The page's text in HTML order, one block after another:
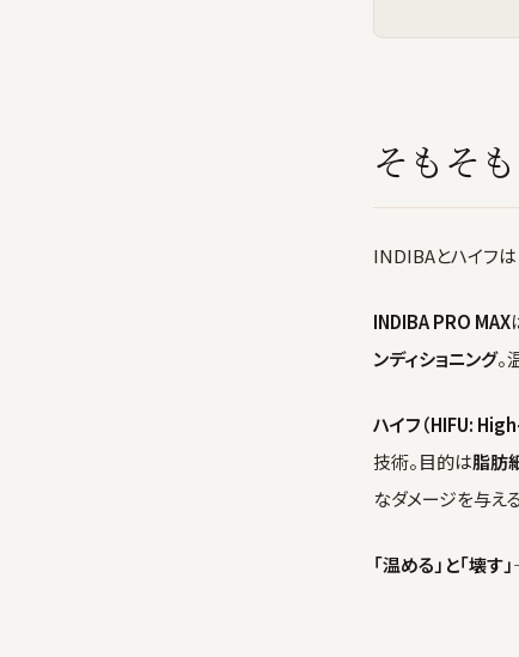
そもそ
INDIBAとハイフは
INDIBA PRO MAX
ンディショニング。
ハイフ（HIFU:
技術。目的は脂肪
なダメージを与える
「温める」と「壊